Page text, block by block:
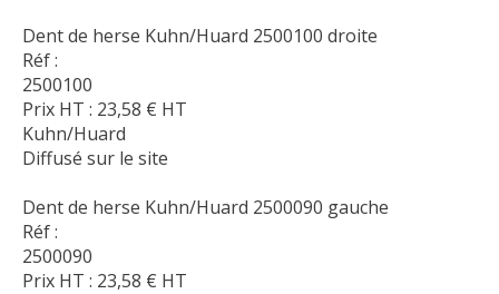
Dent de herse Kuhn/Huard 2500100 droite
Réf :
2500100
Prix HT : 23,58 € HT
Kuhn/Huard
Diffusé sur le site
Dent de herse Kuhn/Huard 2500090 gauche
Réf :
2500090
Prix HT : 23,58 € HT